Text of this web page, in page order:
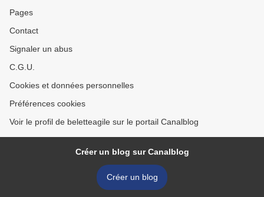
Pages
Contact
Signaler un abus
C.G.U.
Cookies et données personnelles
Préférences cookies
Voir le profil de beletteagile sur le portail Canalblog
Créer un blog sur Canalblog
Créer un blog